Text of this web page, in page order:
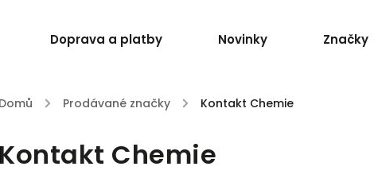
Doprava a platby Novinky Značky
Domů / Prodávané značky / Kontakt Chemie
Kontakt Chemie